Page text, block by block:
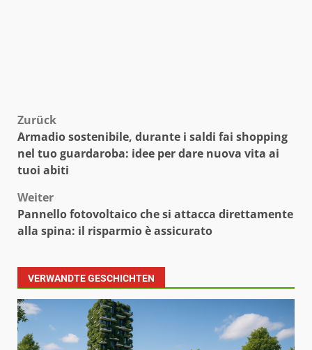
Beitragsnavigation
Zurück
Armadio sostenibile, durante i saldi fai shopping
nel tuo guardaroba: idee per dare nuova vita ai
tuoi abiti
Weiter
Pannello fotovoltaico che si attacca direttamente
alla spina: il risparmio è assicurato
VERWANDTE GESCHICHTEN